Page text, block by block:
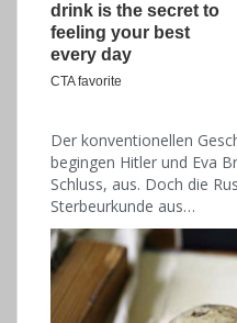
Der konventionellen
begingen Hitler und Eva
Schluss, aus. Doch die
Sterbeurkunde aus…